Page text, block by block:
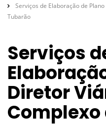
Serviços de Elaboração de
Tubarão
Serviços
Diretor
Complexo